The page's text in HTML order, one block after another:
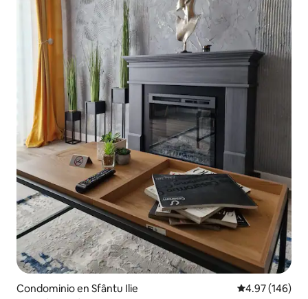
Condominio en Sfântu Ilie Calificación
4.97 (146)